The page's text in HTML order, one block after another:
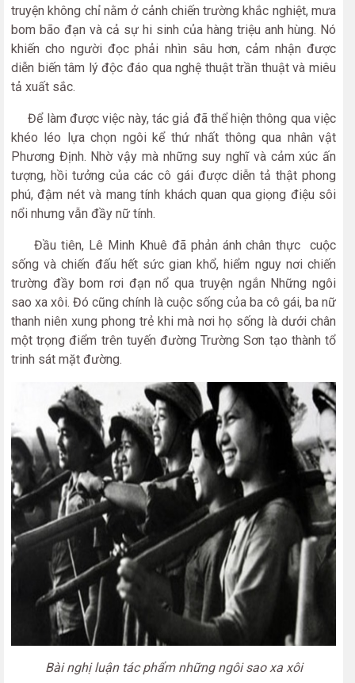
truyện không chỉ nằm ở cảnh chiến trường khắc nghiệt, mưa
bom bão đạn và cả sự hi sinh của hàng triệu anh hùng. Nó
khiến cho người đọc phải nhìn sâu hơn, cảm nhận được
diễn biến tâm lý độc đáo qua nghệ thuật trần thuật và miêu
tả xuất sắc.
Để làm được việc này, tác giả đã thể hiện thông qua việc
khéo léo lựa chọn ngôi kể thứ nhất thông qua nhân vật
Phương Định. Nhờ vậy mà những suy nghĩ và cảm xúc ấn
tượng, hồi tưởng của các cô gái được diễn tả thật phong
phú, đậm nét và mang tính khách quan qua giọng điệu sôi
nổi nhưng vẫn đầy nữ tính.
Đầu tiên, Lê Minh Khuê đã phản ánh chân thực cuộc
sống và chiến đấu hết sức gian khổ, hiểm nguy nơi chiến
trường đầy bom rơi đạn nổ qua truyện ngắn Những ngôi
sao xa xôi. Đó cũng chính là cuộc sống của ba cô gái, ba nữ
thanh niên xung phong trẻ khi mà nơi họ sống là dưới chân
một trọng điểm trên tuyến đường Trường Sơn tạo thành tổ
trinh sát mặt đường.
Bài nghị luận tác phẩm những ngôi sao xa xôi